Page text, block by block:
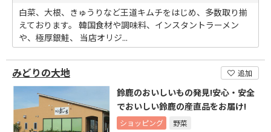
白菜、大根、きゅうりなど王道キムチをはじめ、多数取り揃
えております。 韓国食材や調味料、インスタントラーメン
や、極厚銀鮭、 当店オリジ...
みどりの大地 追加
鈴鹿のおいしいもの発見!安心・安全
でおいしい鈴鹿の産直品をお届け!
ショッピング 野菜